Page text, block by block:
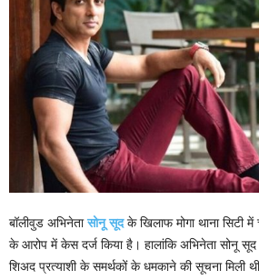
बॉलीवुड अभिनेतासोनू सूदके खिलाफ मोगा थाना सिटी
के आरोप में केस दर्ज किया है। हालांकि अभिनेता सोनू सूद
शिअद प्रत्याशी के समर्थकों के धमकाने की सूचना मिली